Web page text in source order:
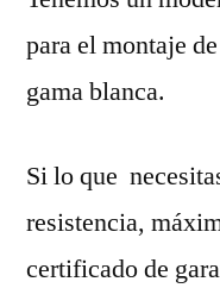
para el montaje
gama blanca.
Si lo que
resistencia,
certificado de